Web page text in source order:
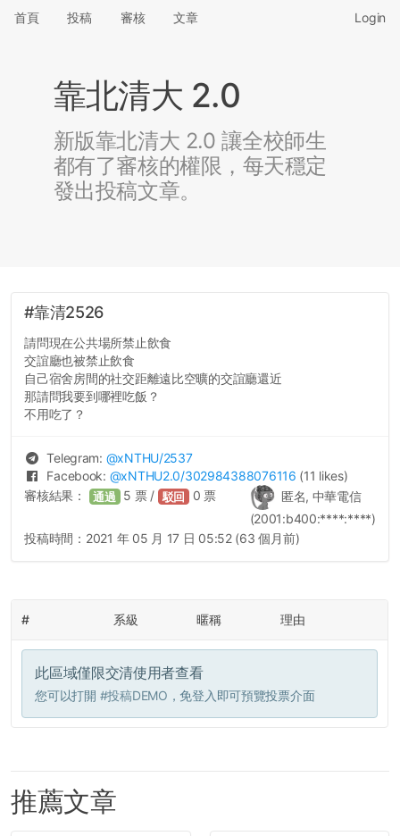
首頁 投稿 審核 文章 Login
靠北清大 2.0
新版靠北清大 2.0 讓全校師生
都有了審核的權限，每天穩定
發出投稿文章。
#靠清2526
請問現在公共場所禁止飲食
交誼廳也被禁止飲食
自己宿舍房間的社交距離遠比空曠的交誼廳還近
那請問我要到哪裡吃飯？
不用吃了？
Telegram: @xNTHU/2537
Facebook: @xNTHU2.0/302984388076116 (11 likes)
匿名, 中華電信
(2001:b400:****:****)
審核結果： 通過 5 票 / 駁回 0 票
投稿時間： 2021 年 05 月 17 日 05:52 (63 個月前)
# 系級 暱稱 理由
此區域僅限交清使用者查看
您可以打開 #投稿DEMO ，免登入即可預覽投票介面
推薦文章